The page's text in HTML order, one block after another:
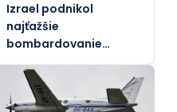
Izrael podnikol
najťažšie
bombardovanie
Libanonu od júnového
prímeria (VIDEÁ)